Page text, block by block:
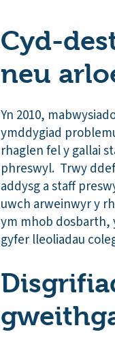
Cyd-
neu
Yn 2010,
ymddygiad
rhaglen fel y gallai
phreswyl. Trwy
addysg a staff
uwch arweinwyr y
ym mhob dosbarth,
gyfer lleoliadau